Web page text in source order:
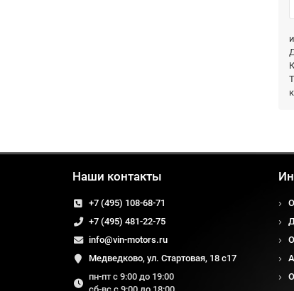
Наши контакты
+7 (495) 108-68-71
+7 (495) 481-22-75
info@vin-motors.ru
Медведково, ул. Стартовая, 18 с17
пн-пт с 9:00 до 19:00